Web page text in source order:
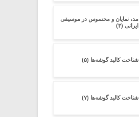
مد، نمایان و محسوس در موسیقی
ایرانی (۳)
شناخت کالبد گوشه‌ها (۵)
شناخت کالبد گوشه‌ها (۷)